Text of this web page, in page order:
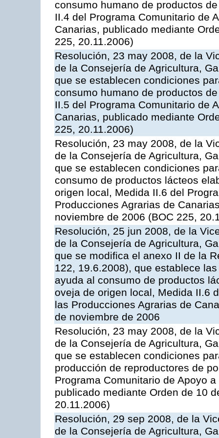
consumo humano de productos
II.4 del Programa Comunitario de
Canarias, publicado mediante
225, 20.11.2006)
Resolución, 23 may 2008, de la
de la Consejería de Agricultura,
que se establecen condiciones
consumo humano de productos
II.5 del Programa Comunitario de
Canarias, publicado mediante
225, 20.11.2006)
Resolución, 23 may 2008, de la
de la Consejería de Agricultura,
que se establecen condiciones
consumo de productos lácteos
origen local, Medida II.6 del
Producciones Agrarias de
noviembre de 2006 (BOC 225,
Resolución, 25 jun 2008, de la
de la Consejería de Agricultura,
que se modifica el anexo II de la
122, 19.6.2008), que establece
ayuda al consumo de productos
oveja de origen local, Medida II.6
las Producciones Agrarias de
de noviembre de 2006
Resolución, 23 may 2008, de la
de la Consejería de Agricultura,
que se establecen condiciones
producción de reproductores de
Programa Comunitario de Apoyo
publicado mediante Orden de 10
20.11.2006)
Resolución, 29 sep 2008, de la
de la Consejería de Agricultura,